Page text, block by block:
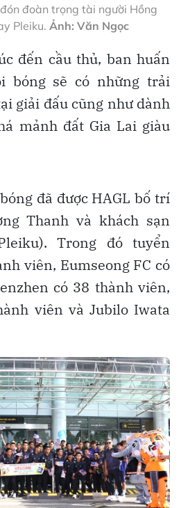
đoàn trọng tài người Hồng
Pleiku. Ảnh: Văn Ngọc
đến cầu thủ, ban huấn
bóng sẽ có những trải
giải đấu cũng như dành
mảnh đất Gia Lai giàu
đã được HAGL bố trí
Thanh và khách sạn
Trong đó tuyển
viên, Eumseong FC có
có 38 thành viên,
viên và Jubilo Iwata